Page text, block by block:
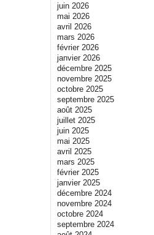
juin 2026
mai 2026
avril 2026
mars 2026
février 2026
janvier 2026
décembre 2025
novembre 2025
octobre 2025
septembre 2025
août 2025
juillet 2025
juin 2025
mai 2025
avril 2025
mars 2025
février 2025
janvier 2025
décembre 2024
novembre 2024
octobre 2024
septembre 2024